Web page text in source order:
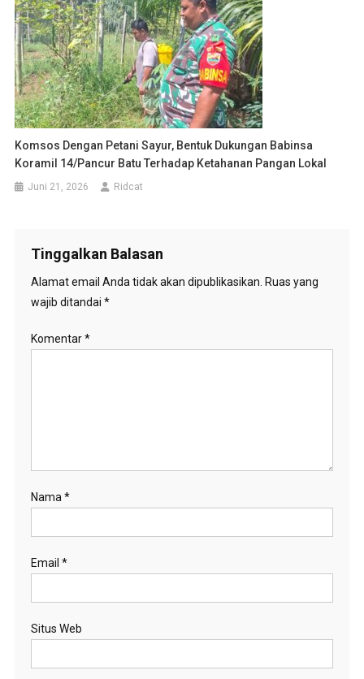
Komsos Dengan Petani Sayur, Bentuk Dukungan Babinsa
Koramil 14/Pancur Batu Terhadap Ketahanan Pangan Lokal
Juni 21, 2026 Ridcat
Tinggalkan Balasan
Alamat email Anda tidak akan dipublikasikan. Ruas yang
wajib ditandai *
Komentar*
Nama*
Email *
Situs Web